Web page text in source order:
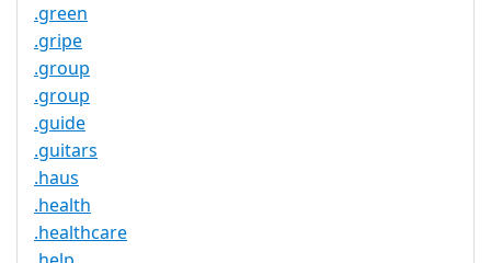
.green
.gripe
.group
.group
.guide
.guitars
.haus
.health
.healthcare